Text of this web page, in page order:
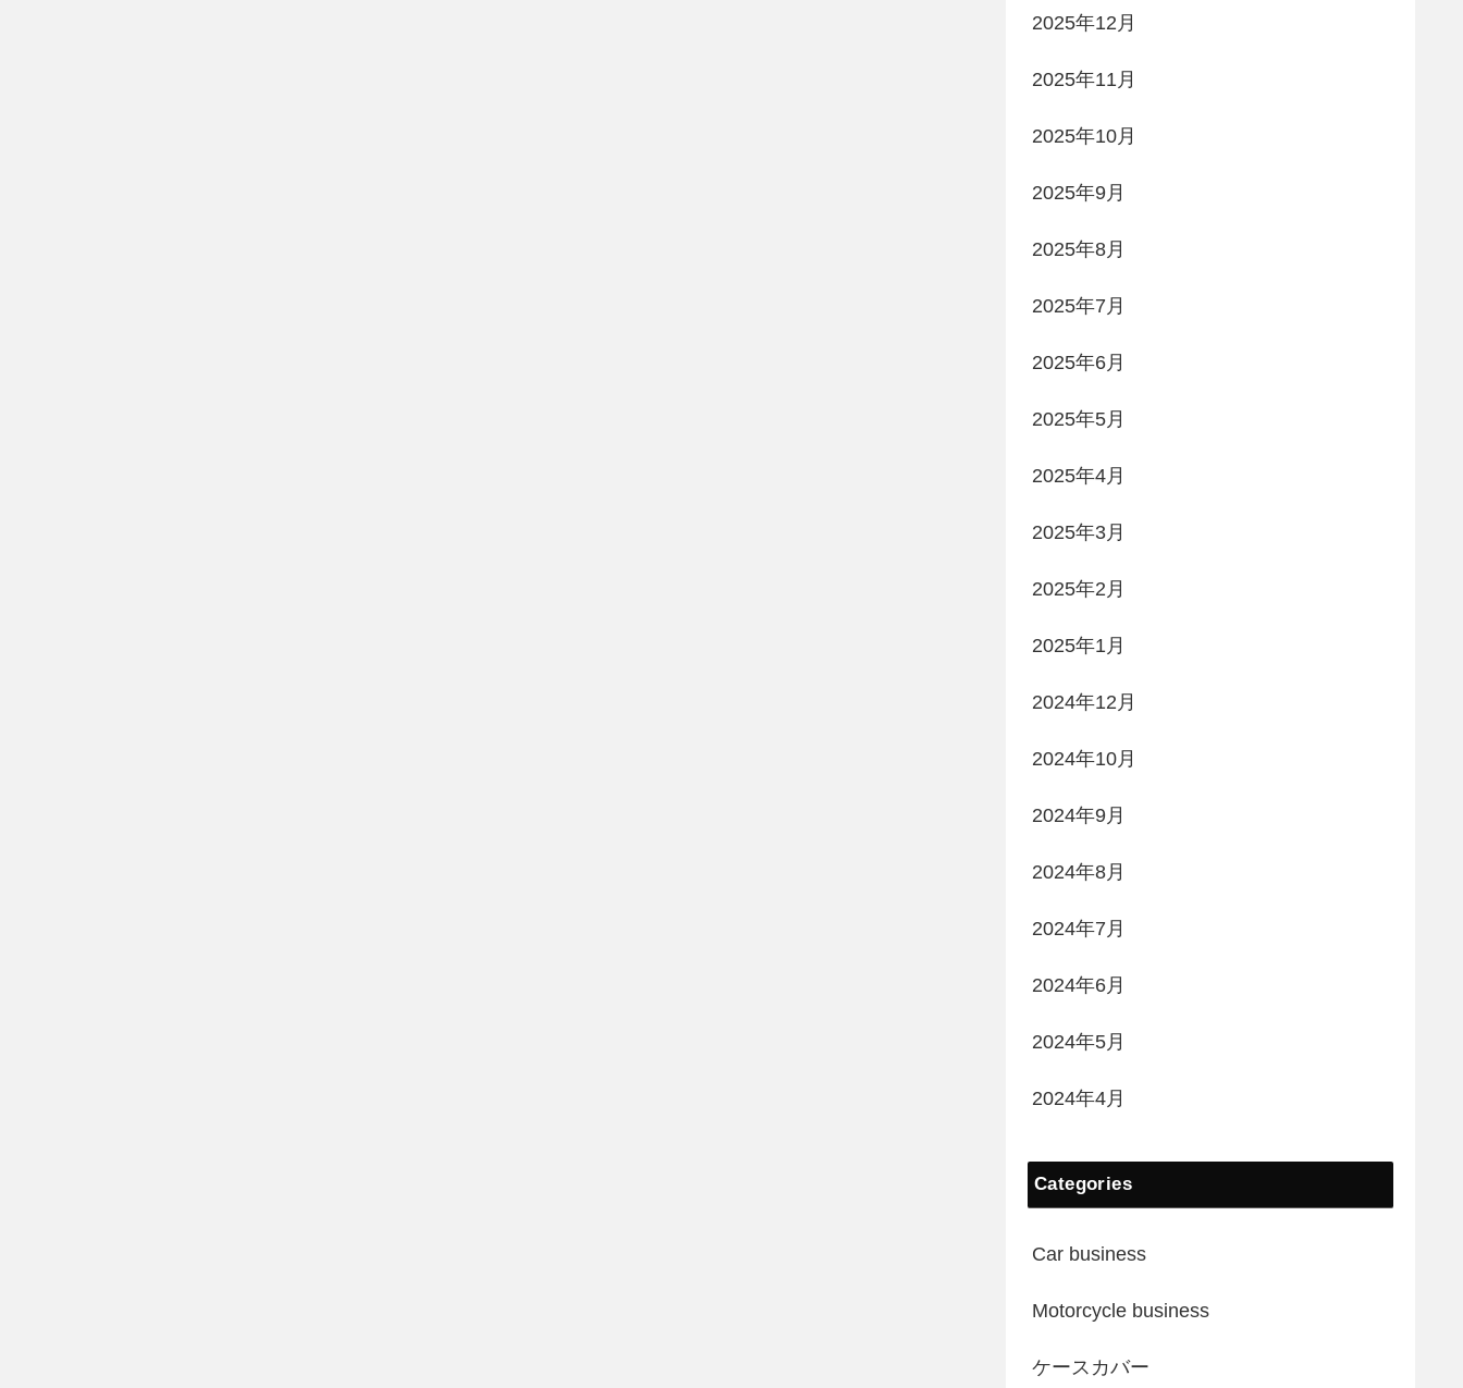
2025年12月
2025年11月
2025年10月
2025年9月
2025年8月
2025年7月
2025年6月
2025年5月
2025年4月
2025年3月
2025年2月
2025年1月
2024年12月
2024年10月
2024年9月
2024年8月
2024年7月
2024年6月
2024年5月
2024年4月
Categories
Car business
Motorcycle business
ケースカバー